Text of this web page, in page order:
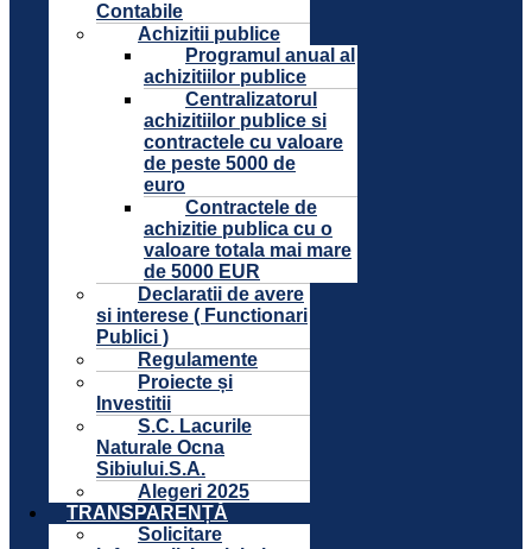
Contabile
Achizitii publice
Programul anual al
achizitiilor publice
Centralizatorul
achizitiilor publice si
contractele cu valoare
de peste 5000 de
euro
Contractele de
achizitie publica cu o
valoare totala mai mare
de 5000 EUR
Declaratii de avere
si interese ( Functionari
Publici )
Regulamente
Proiecte și
Investitii
S.C. Lacurile
Naturale Ocna
Sibiului.S.A.
Alegeri 2025
TRANSPARENȚĂ
Solicitare